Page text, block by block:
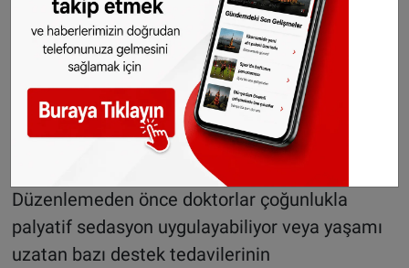
Bu kapsamdaki çocuklarda genellikle doğuştan
gelen beyin, akciğer veya kalp rahatsızlıkları ile
ciddi metabolizma hastalıkları görülüyor.
Yetkililer, söz konusu çocukların durumunda
tedavi imkânlarının tükendiğini ve yaşam
beklentisinin sınırlı olduğunu belirtiyor.
Düzenlemeden önce doktorlar çoğunlukla
palyatif sedasyon uygulayabiliyor veya yaşamı
uzatan bazı destek tedavilerinin